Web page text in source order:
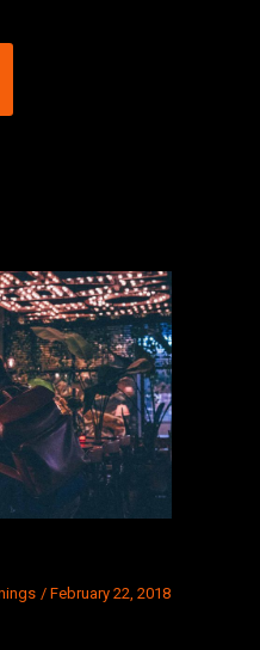
February 22, 2018